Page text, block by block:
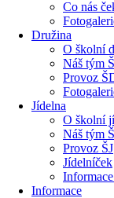
Co nás
Družina
O školní
Náš tým
Provoz
Jídelna
O školní
Náš tým
Provoz ŠJ
Jídelníček
Informace